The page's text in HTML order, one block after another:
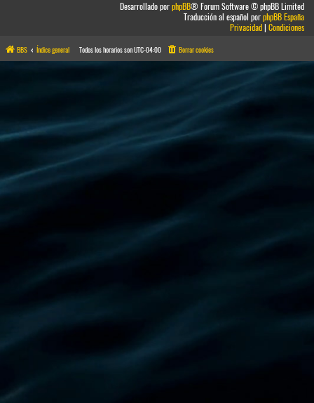
Desarrollado porphpBB® Forum Software © phpBB Limited
Traducción al español porphpBB España
Privacidad|Condiciones
BBS Índice general Todos los horarios sonUTC-04:00 Borrar cookies